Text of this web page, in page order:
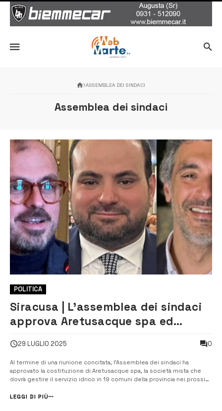
ASSEMBLEA DEI SINDACI
Assemblea dei sindaci
POLITICA
Siracusa | L’assemblea dei sindaci
approva Aretusacque spa ed
29 LUGLIO 2025 0
Al termine di una riunione concitata, l’Assemblea dei sindaci ha
approvato la costituzione di Aretusacque spa, la società mista che
dovrà gestire il servizio idrico in 19 comuni della provincia nei prossimi
chiesto e ottenuto il riconoscimento della gestione del servizio in
LEGGI DI PIÙ